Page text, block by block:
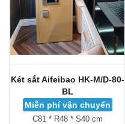
Két sắt Aifeibao HK-M/D-80-
BL
Miễn phí vận chuyển
C81 * R48 * S40 cm